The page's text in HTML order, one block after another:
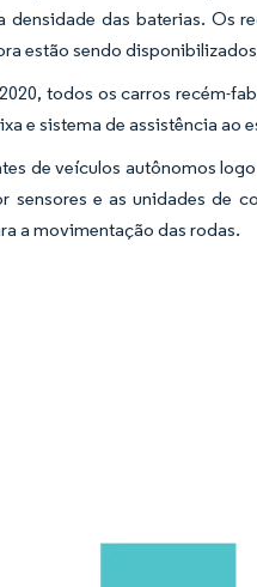
densidade das baterias. Os
estão sendo
todos os carros recém-
e sistema de assistência
de veículos autônomos
sensores e as unidades de
a movimentação das rodas.